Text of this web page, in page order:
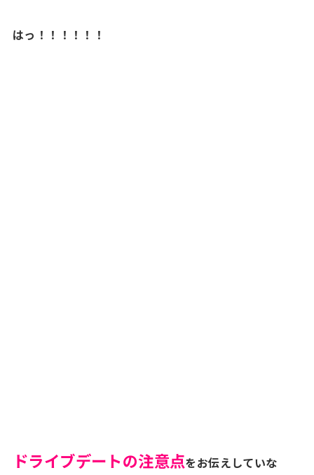
はっ！！！！！！
ドライブデートの注意点をお伝えしていな